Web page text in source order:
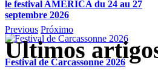
le festival AMERICA du 24 au 27
septembre 2026
Festival de Carcassonne 2026
Previous Próximo
Ultimos